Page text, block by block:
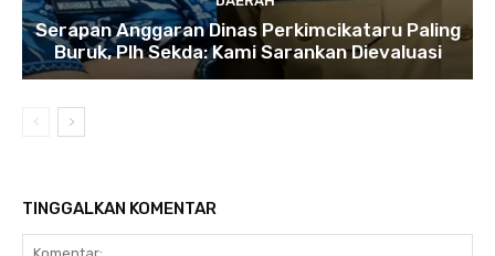
Serapan Anggaran Dinas Perkimcikataru Paling
Buruk, Plh Sekda: Kami Sarankan Dievaluasi
TINGGALKAN KOMENTAR